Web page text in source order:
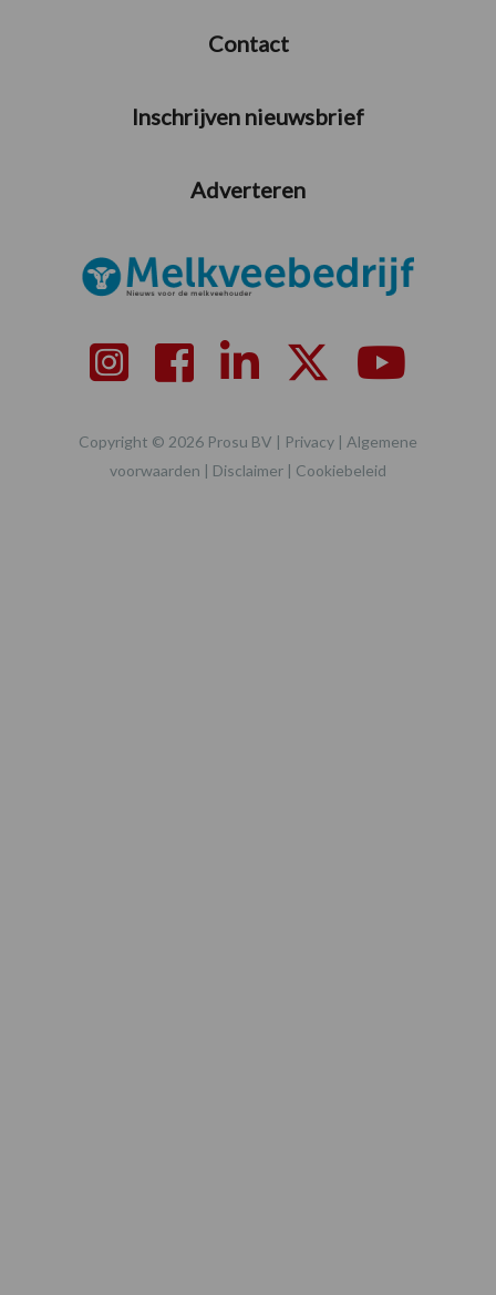
Contact
Inschrijven nieuwsbrief
Adverteren
Copyright © 2026 Prosu BV | Privacy | Algemene
voorwaarden | Disclaimer | Cookiebeleid